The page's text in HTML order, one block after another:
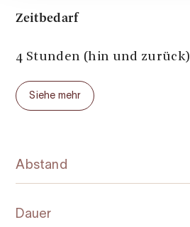
Zeitbedarf
4 Stunden (hin und zurück)
Siehe mehr
Abstand
Dauer